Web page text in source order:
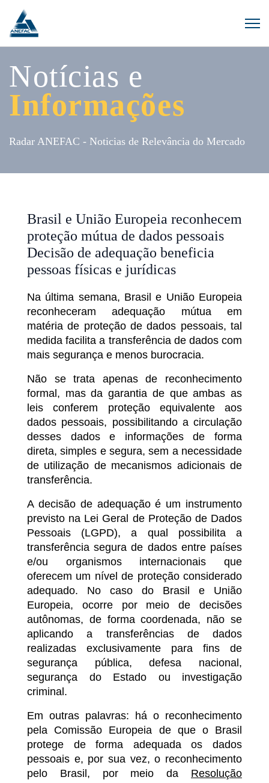
Notícias e
Informações
Radar ANEFAC - Noticias de Relevância do Mercado
Brasil e União Europeia reconhecem
proteção mútua de dados pessoais
Decisão de adequação beneficia
pessoas físicas e jurídicas
Na última semana, Brasil e União Europeia
reconheceram adequação mútua em
matéria de proteção de dados pessoais, tal
medida facilita a transferência de dados com
mais segurança e menos burocracia.
Não se trata apenas de reconhecimento
formal, mas da garantia de que ambas as
leis conferem proteção equivalente aos
dados pessoais, possibilitando a circulação
desses dados e informações de forma
direta, simples e segura, sem a necessidade
de utilização de mecanismos adicionais de
transferência.
A decisão de adequação é um instrumento
previsto na Lei Geral de Proteção de Dados
Pessoais (LGPD), a qual possibilita a
transferência segura de dados entre países
e/ou organismos internacionais que
oferecem um nível de proteção considerado
adequado. No caso do Brasil e União
Europeia, ocorre por meio de decisões
autônomas, de forma coordenada, não se
aplicando a transferências de dados
realizadas exclusivamente para fins de
segurança pública, defesa nacional,
segurança do Estado ou investigação
criminal.
Em outras palavras: há o reconhecimento
pela Comissão Europeia de que o Brasil
protege de forma adequada os dados
pessoais e, por sua vez, o reconhecimento
pelo Brasil, por meio da Resolução